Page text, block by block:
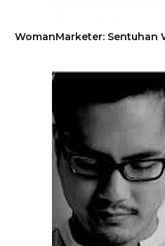
WomanMarketer: Sentuhan